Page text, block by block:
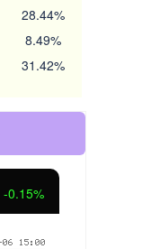
28.44%
8.49%
31.42%
0.30%